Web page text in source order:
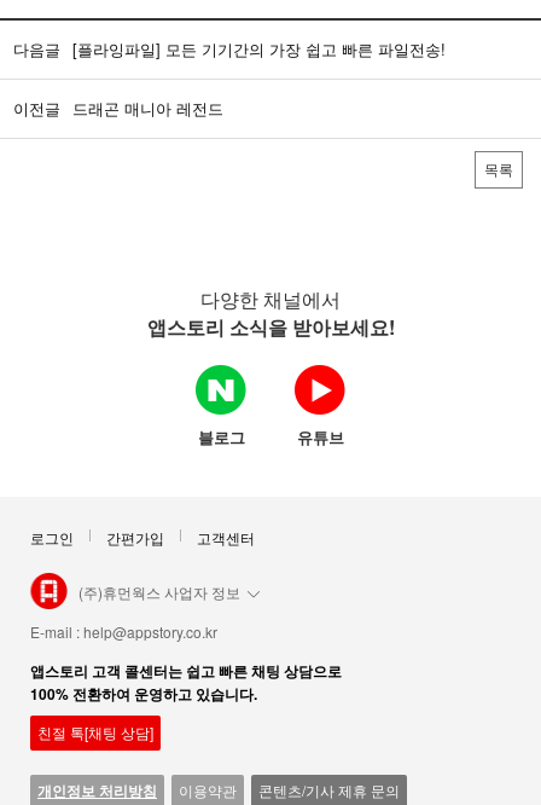
다음글 [플라잉파일] 모든 기기간의 가장 쉽고 빠른 파일전송!
이전글 드래곤 매니아 레전드
목록
다양한 채널에서
앱스토리 소식을 받아보세요!
블로그 유튜브
로그인 간편가입 고객센터
(주)휴먼웍스 사업자 정보
E-mail :help@appstory.co.kr
앱스토리 고객 콜센터는 쉽고 빠른 채팅 상담으로
100% 전환하여 운영하고 있습니다.
친절 톡[채팅 상담]
개인정보 처리방침 이용약관 콘텐츠/기사 제휴 문의